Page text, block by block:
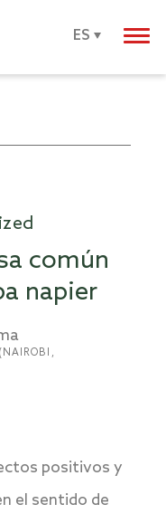
ES
común
napier
positivos y
el sentido de